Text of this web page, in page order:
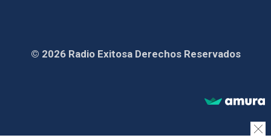
© 2026 Radio Exitosa Derechos Reservados